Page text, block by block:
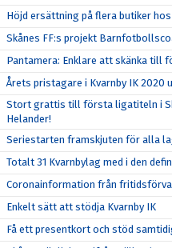
Höjd ersättning på flera butiker
Skånes FF:s projekt
Pantamera: Enklare att skänka till
Årets pristagare i Kvarnby IK 2020
Stort grattis till första ligatiteln i
Helander!
Seriestarten framskjuten för alla
Totalt 31 Kvarnbylag med i den
Coronainformation från
Enkelt sätt att stödja Kvarnby IK
Få ett presentkort och stöd